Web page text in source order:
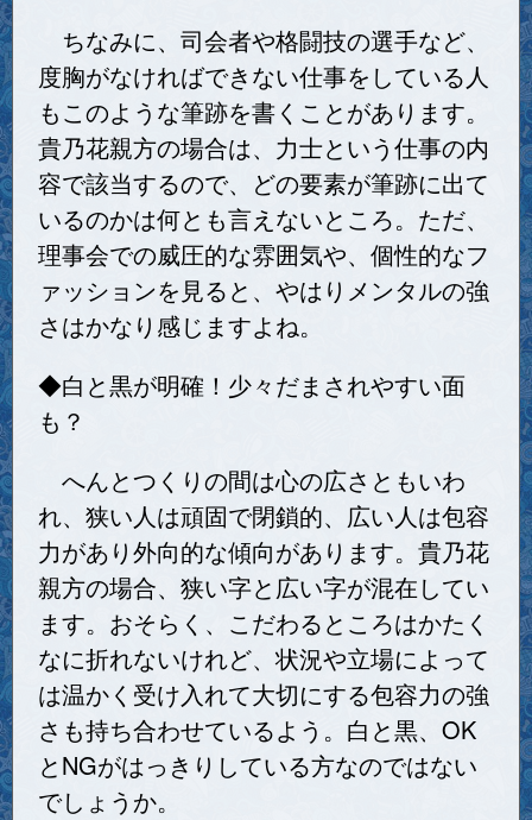
ちなみに、司会者や格闘技の選手など、
度胸がなければできない仕事をしている人
もこのような筆跡を書くことがあります。
貴乃花親方の場合は、力士という仕事の内
容で該当するので、どの要素が筆跡に出て
いるのかは何とも言えないところ。ただ、
理事会での威圧的な雰囲気や、個性的なフ
ァッションを見ると、やはりメンタルの強
さはかなり感じますよね。
◆白と黒が明確！少々だまされやすい面
も？
へんとつくりの間は心の広さともいわ
れ、狭い人は頑固で閉鎖的、広い人は包容
力があり外向的な傾向があります。貴乃花
親方の場合、狭い字と広い字が混在してい
ます。おそらく、こだわるところはかたく
なに折れないけれど、状況や立場によって
は温かく受け入れて大切にする包容力の強
さも持ち合わせているよう。白と黒、OK
とNGがはっきりしている方なのではない
でしょうか。